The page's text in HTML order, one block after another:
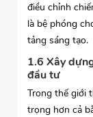
điều chỉnh
là bệ phóng
tảng sáng tạo.
1.6 Xây
đầu tư
Trong thế giới
trọng hơn cả